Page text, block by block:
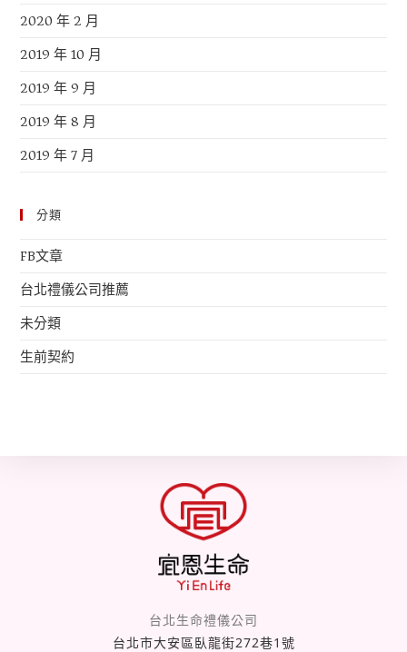
2020 年 2 月
2019 年 10 月
2019 年 9 月
2019 年 8 月
2019 年 7 月
分類
FB文章
台北禮儀公司推薦
未分類
生前契約
台北生命禮儀公司
台北市大安區臥龍街272巷1號